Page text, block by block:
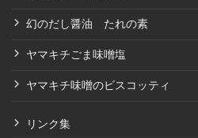
幻のだし醤油 たれの素
ヤマキチごま味噌塩
ヤマキチ味噌のビスコッティ
リンク集